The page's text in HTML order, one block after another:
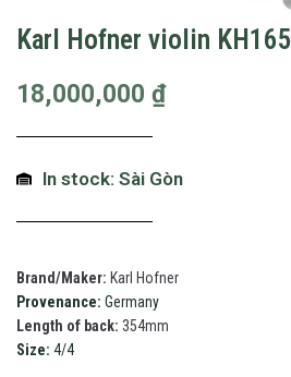
Karl Hofner violin KH165
18,000,000 ₫
In stock: Sài Gòn
Brand/Maker: Karl Hofner
Provenance: Germany
Length of back: 354mm
Size: 4/4